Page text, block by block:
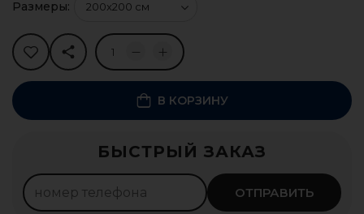
БЫСТРЫЙ ЗАКАЗ
ОТПРАВИТЬ
Размеры:
В КОРЗИНУ
350леев ×4мес.
Оформить